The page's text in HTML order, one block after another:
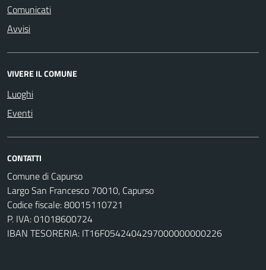
Comunicati
Avvisi
VIVERE IL COMUNE
Luoghi
Eventi
CONTATTI
Comune di Capurso
Largo San Francesco 70010, Capurso
Codice fiscale: 80015110721
P. IVA: 01018600724
IBAN TESORERIA: IT16F0542404297000000000226